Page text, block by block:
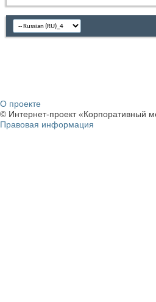
О проекте
© Интернет-проект «Корпоративный
Правовая информация